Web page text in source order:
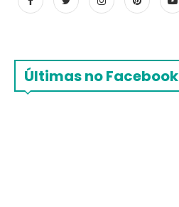
Últimas no Facebook